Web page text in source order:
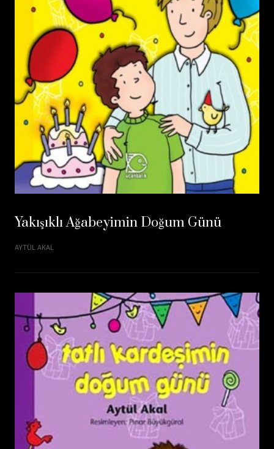
Yakışıklı Ağabeyimin Doğum Günü
AYTÜL AKAL